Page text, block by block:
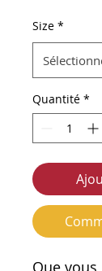
Size *
Quantité *